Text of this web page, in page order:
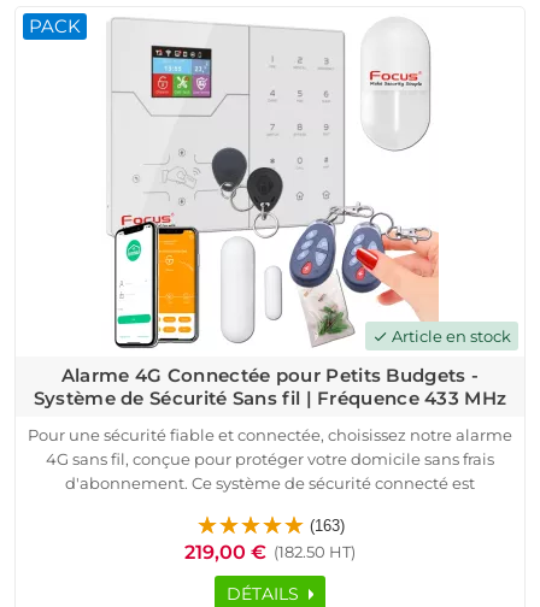
check Article en stock
PACK
Alarme 4G Connectée pour Petits Budgets -
Système de Sécurité Sans fil | Fréquence 433 MHz
Pour une sécurité fiable et connectée, choisissez notre alarme
4G sans fil, conçue pour protéger votre domicile sans frais
d'abonnement. Ce système de sécurité connecté est
contrôle à distance complet via smartphone avec une carte
SIM (non fournie).
Facile à installer, le pack alarme 4G inclut une centrale 433
MHz, un détecteur d'ouverture, un détecteur de mouvement,
(163)
219,00 € (182.50 HT)
DÉTAILS